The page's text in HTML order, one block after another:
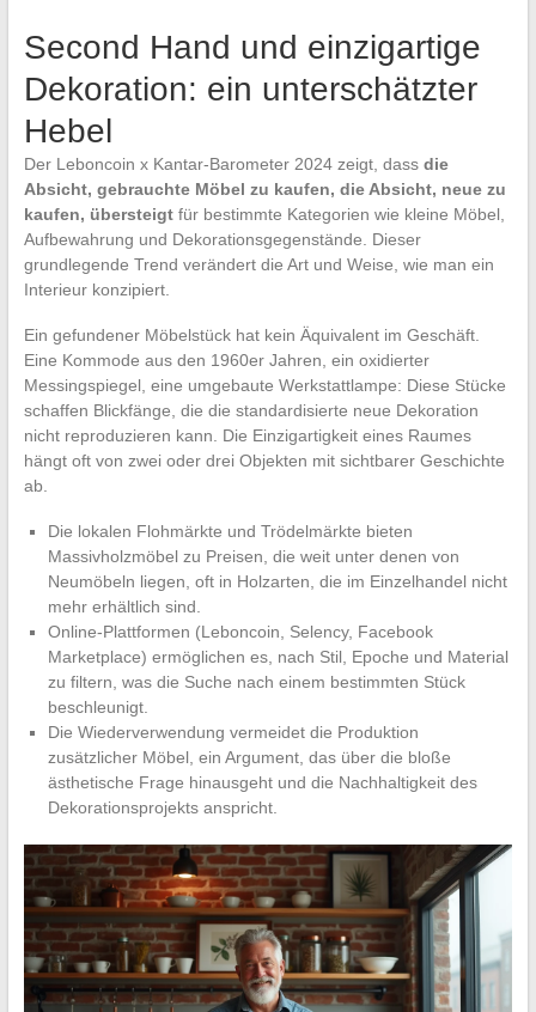
Second Hand und einzigartige
Dekoration: ein unterschätzter
Hebel
Der Leboncoin x Kantar-Barometer 2024 zeigt, dass die
Absicht, gebrauchte Möbel zu kaufen, die Absicht, neue zu
kaufen, übersteigtfür bestimmte Kategorien wie kleine Möbel,
Aufbewahrung und Dekorationsgegenstände. Dieser
grundlegende Trend verändert die Art und Weise, wie man ein
Interieur konzipiert.
Ein gefundener Möbelstück hat kein Äquivalent im Geschäft.
Eine Kommode aus den 1960er Jahren, ein oxidierter
Messingspiegel, eine umgebaute Werkstattlampe: Diese Stücke
schaffen Blickfänge, die die standardisierte neue Dekoration
nicht reproduzieren kann. Die Einzigartigkeit eines Raumes
hängt oft von zwei oder drei Objekten mit sichtbarer Geschichte
ab.
Die lokalen Flohmärkte und Trödelmärkte bieten
Massivholzmöbel zu Preisen, die weit unter denen von
Neumöbeln liegen, oft in Holzarten, die im Einzelhandel nicht
mehr erhältlich sind.
Online-Plattformen (Leboncoin, Selency, Facebook
Marketplace) ermöglichen es, nach Stil, Epoche und Material
zu filtern, was die Suche nach einem bestimmten Stück
beschleunigt.
Die Wiederverwendung vermeidet die Produktion
zusätzlicher Möbel, ein Argument, das über die bloße
ästhetische Frage hinausgeht und die Nachhaltigkeit des
Dekorationsprojekts anspricht.